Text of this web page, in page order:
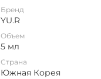
Бренд
YU.R
Объем
5 мл
Страна
Южная Корея